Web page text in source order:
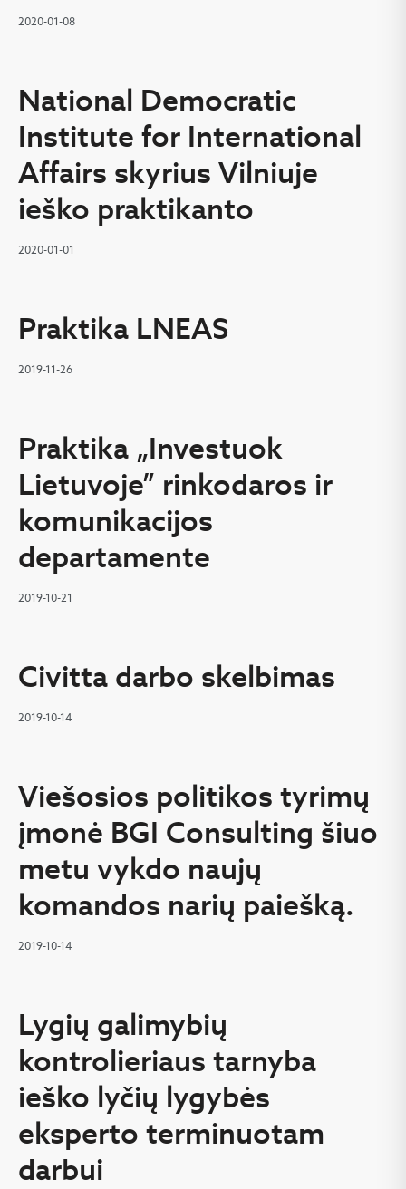
2020-01-08
National Democratic
Institute for International
Affairs skyrius Vilniuje
ieško praktikanto
2020-01-01
Praktika LNEAS
2019-11-26
Praktika „Investuok
Lietuvoje” rinkodaros ir
komunikacijos
departamente
2019-10-21
Civitta darbo skelbimas
2019-10-14
Viešosios politikos tyrimų
įmonė BGI Consulting šiuo
metu vykdo naujų
komandos narių paiešką.
2019-10-14
Lygių galimybių
kontrolieriaus tarnyba
ieško lyčių lygybės
eksperto terminuotam
darbui